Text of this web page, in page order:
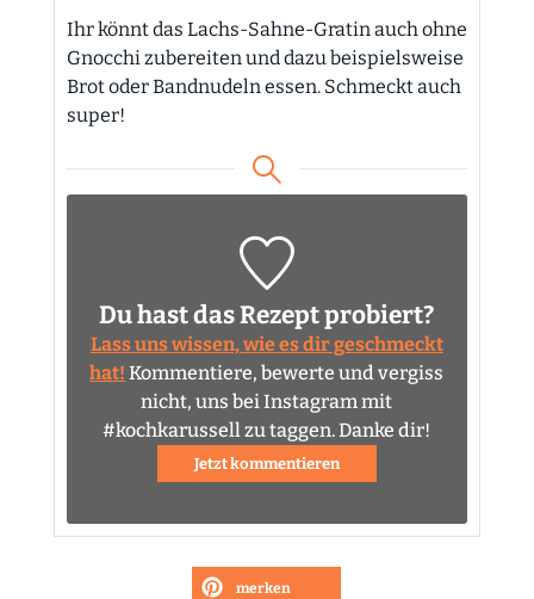
Ihr könnt das Lachs-Sahne-Gratin auch ohne
Gnocchi zubereiten und dazu beispielsweise
Brot oder Bandnudeln essen. Schmeckt auch
super!
Du hast das Rezept probiert?
Lass uns wissen, wie es dir geschmeckt
hat! Kommentiere, bewerte und vergiss
nicht, uns bei Instagram mit
#kochkarussell zu taggen. Danke dir!
Jetzt kommentieren
merken